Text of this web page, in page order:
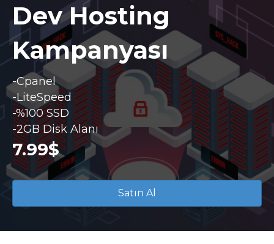
Dev Hosting
Kampanyası
-Cpanel
-LiteSpeed
-%100 SSD
-2GB Disk Alanı
7.99$
Satın Al